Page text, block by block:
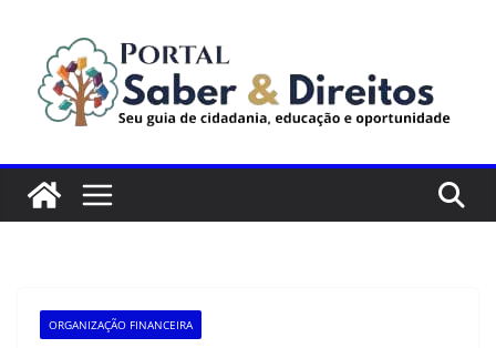
conteúdo
ORGANIZAÇÃO FINANCEIRA